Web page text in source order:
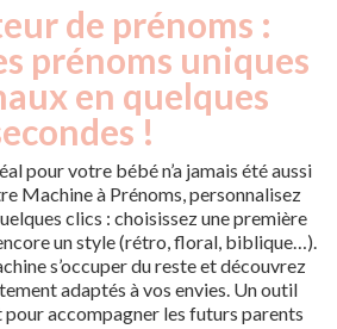
de prénoms :
prénoms uniques
en quelques
!
pour votre bébé n’a jamais été aussi
Machine à Prénoms, personnalisez
clics : choisissez une première
un style (rétro, floral, biblique…).
s’occuper du reste et découvrez
adaptés à vos envies. Un outil
accompagner les futurs parents